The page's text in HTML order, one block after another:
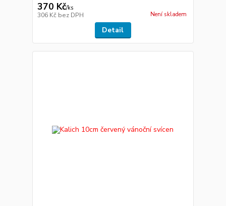
370 Kč/ks
306 Kč bez DPH Není skladem
Detail